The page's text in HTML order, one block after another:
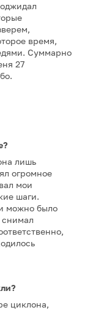
время,
Суммарно
27
лишь
огромное
мои
шаги.
можно было
циклона,